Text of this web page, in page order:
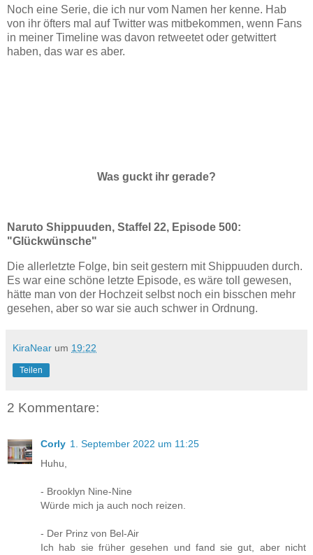
Noch eine Serie, die ich nur vom Namen her kenne. Hab
von ihr öfters mal auf Twitter was mitbekommen, wenn Fans
in meiner Timeline was davon retweetet oder getwittert
haben, das war es aber.
Was guckt ihr gerade?
Naruto Shippuuden, Staffel 22, Episode 500:
"Glückwünsche"
Die allerletzte Folge, bin seit gestern mit Shippuuden durch.
Es war eine schöne letzte Episode, es wäre toll gewesen,
hätte man von der Hochzeit selbst noch ein bisschen mehr
gesehen, aber so war sie auch schwer in Ordnung.
KiraNear um 19:22
Teilen
2 Kommentare:
Corly 1. September 2022 um 11:25
Huhu,
- Brooklyn Nine-Nine
Würde mich ja auch noch reizen.
- Der Prinz von Bel-Air
Ich hab sie früher gesehen und fand sie gut, aber nicht